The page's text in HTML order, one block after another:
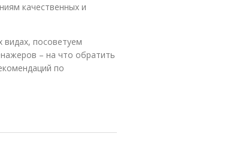
качественных и
посоветуем
– на что обратить
по